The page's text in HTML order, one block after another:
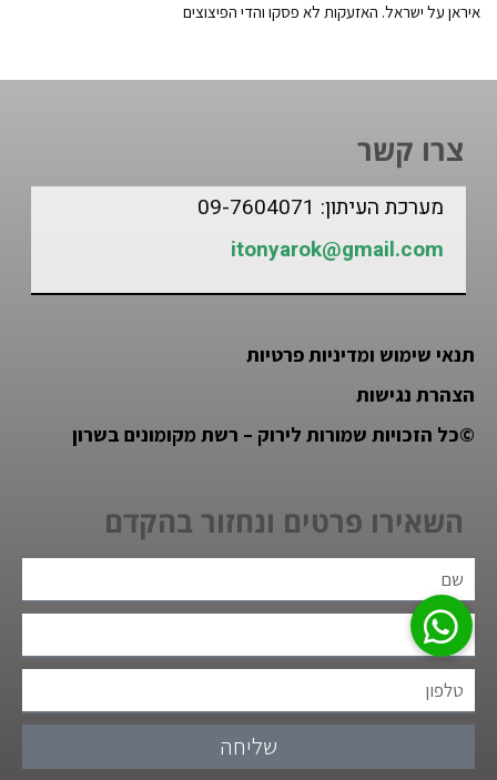
איראן על ישראל. האזעקות לא פסקו והדי הפיצוצים
צרו קשר
מערכת העיתון: 09-7604071
itonyarok@gmail.com
תנאי שימוש ומדיניות פרטיות
הצהרת נגישות
©כל הזכויות שמורות לירוק – רשת מקומונים בשרון
השאירו פרטים ונחזור בהקדם
שליחה